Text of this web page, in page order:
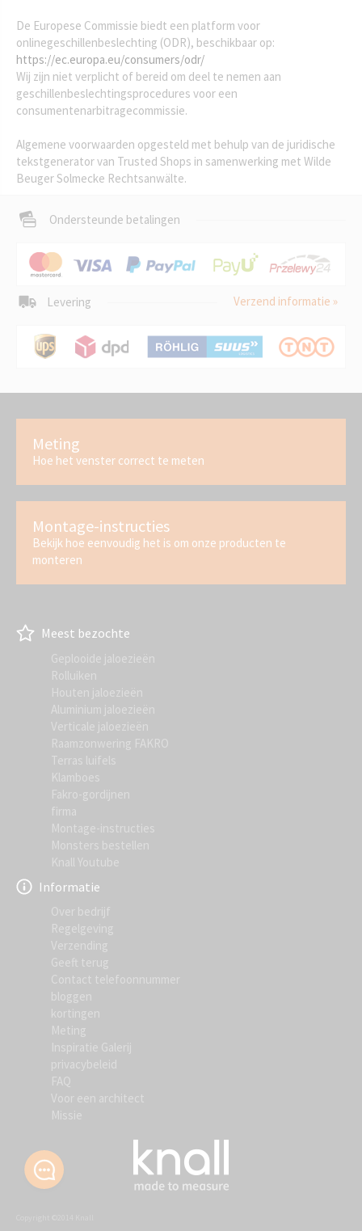
De Europese Commissie biedt een platform voor
onlinegeschillenbeslechting (ODR), beschikbaar op:
https://ec.europa.eu/consumers/odr/
Wij zijn niet verplicht of bereid om deel te nemen aan
geschillenbeslechtingsprocedures voor een
consumentenarbitragecommissie.
Algemene voorwaarden opgesteld met behulp van de juridische
tekstgenerator van Trusted Shops in samenwerking met Wilde
Beuger Solmecke Rechtsanwälte.
Ondersteunde betalingen
Levering Verzend informatie »
Meting
Hoe het venster correct te meten
Montage-instructies
Bekijk hoe eenvoudig het is om onze producten te
monteren
Meest bezochte
Geplooide jaloezieën
Rolluiken
Houten jaloezieën
Aluminium jaloezieën
Verticale jaloezieën
Raamzonwering FAKRO
Terras luifels
Klamboes
Fakro-gordijnen
firma
Montage-instructies
Monsters bestellen
Knall Youtube
Informatie
Over bedrijf
Regelgeving
Verzending
Geeft terug
Contact telefoonnummer
bloggen
kortingen
Meting
Inspiratie Galerij
privacybeleid
FAQ
Voor een architect
Missie